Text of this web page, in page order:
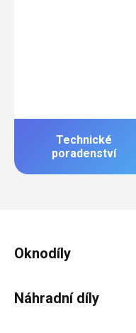
Technické
poradenství
Zápatí
Oknodíly
Náhradní díly